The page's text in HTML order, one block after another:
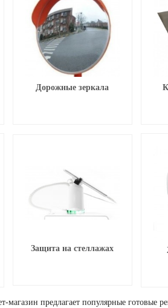
Дорожные зеркала
Защита на стеллажах
магазин предлагает популярные готовые